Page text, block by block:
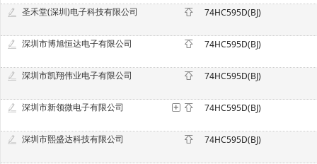
圣禾堂(深圳)电子科技有限公司 74HC595D(BJ)
深圳市博旭恒达电子有限公司 74HC595D(BJ)
深圳市凯翔伟业电子有限公司 74HC595D(BJ)
深圳市新领微电子有限公司 74HC595D(BJ)
深圳市熙盛达科技有限公司 74HC595D(BJ)